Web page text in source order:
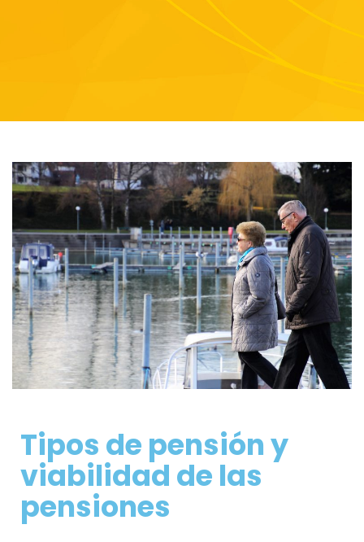
Tipos de pensión y
viabilidad de las
pensiones